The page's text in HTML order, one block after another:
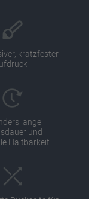
kratzfester
lange
und
Haltbarkeit